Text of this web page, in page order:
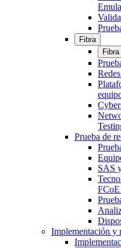
Fibra
Fibra
Prueba de
SAS
Implementación y